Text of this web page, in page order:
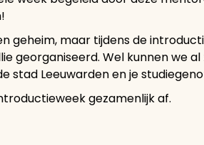
geheim, maar tijdens de
georganiseerd. Wel kunnen we
stad Leeuwarden en je
gezamenlijk af.